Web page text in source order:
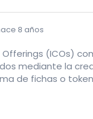
8 años
Offerings (ICOs)
mediante la
de fichas o